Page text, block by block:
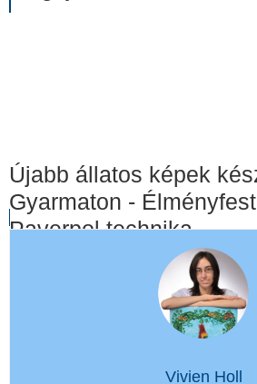
Újabb állatos képek
Gyarmaton -
Paverpol technika
Vivien Holl